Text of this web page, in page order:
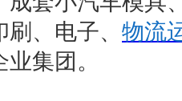
、电子、 物流
集团。